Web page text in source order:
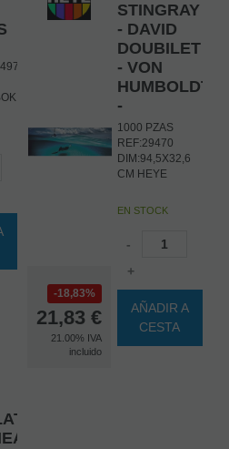
18,83%
21,83 €
21.00% IVA
incluido
STINGRAY
- DAVID
DOUBILET
- VON
HUMBOLDT
-
1000 PZAS
REF:29470
DIM:94,5X32,6
CM HEYE
EN STOCK
-
+
AÑADIR A
CESTA